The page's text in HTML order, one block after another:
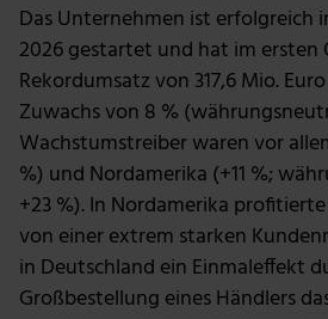
Das Unternehmen ist erfolgreich
2026 gestartet und hat im ersten
Rekordumsatz von 317,6 Mio.
Zuwachs von 8 %
Wachstumstreiber waren vor
%) und Nordamerika (+11 %;
+23 %). In Nordamerika
von einer extrem starken
in Deutschland ein Einmaleffekt
Großbestellung eines Händlers